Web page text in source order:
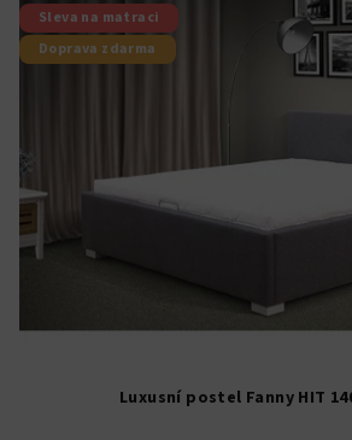
Sleva na matraci
Doprava zdarma
Luxusní postel Fanny HIT